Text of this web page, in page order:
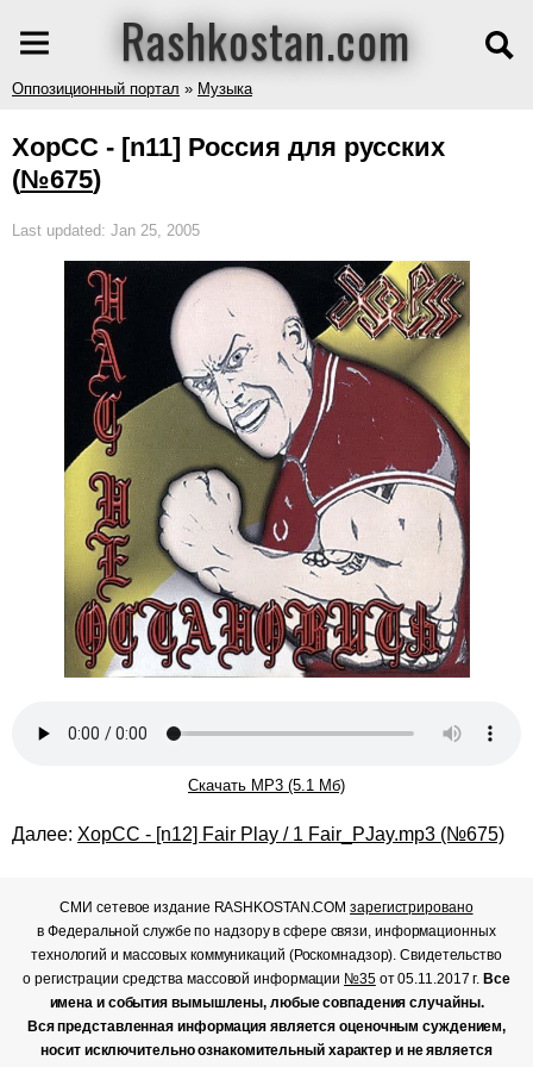
Rashkostan.com
Оппозиционный портал » Музыка
ХорСС - [n11] Россия для русских
(№675)
Last updated: Jan 25, 2005
Скачать MP3 (5.1 Мб)
Далее: ХорСС - [n12] Fair Play / 1 Fair_PJay.mp3 (№675)
СМИ сетевое издание RASHKOSTAN.COMзарегистрировано
в Федеральной службе по надзору в сфере связи, информационных
технологий и массовых коммуникаций (Роскомнадзор). Свидетельство
о регистрации средства массовой информации №35от 05.11.2017 г. Все
имена и события вымышлены, любые совпадения случайны.
Вся представленная информация является оценочным суждением,
носит исключительно ознакомительный характер и не является